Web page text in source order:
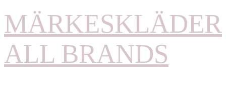
MÄRKESKLÄDER
ALL BRANDS